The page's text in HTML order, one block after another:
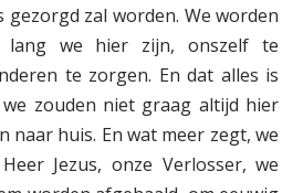
zal worden. We worden
lang we hier zijn, onszelf te
te zorgen. En dat alles is
zouden niet graag altijd hier
naar huis. En wat meer zegt, we
Jezus, onze Verlosser, we